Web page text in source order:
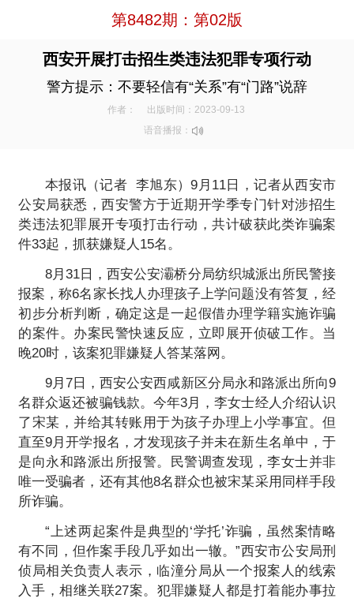
第8482期：第02版
西安开展打击招生类违法犯罪专项行动
警方提示：不要轻信有“关系”有“门路”说辞
作者：
出版时间：2023-09-13
语音播报：
本报讯（记者 李旭东）9月11日，记者从西安市
公安局获悉，西安警方于近期开学季专门针对涉招生
类违法犯罪展开专项打击行动，共计破获此类诈骗案
件33起，抓获嫌疑人15名。
8月31日，西安公安灞桥分局纺织城派出所民警接
报案，称6名家长找人办理孩子上学问题没有答复，经
初步分析判断，确定这是一起假借办理学籍实施诈骗
的案件。办案民警快速反应，立即展开侦破工作。当
晚20时，该案犯罪嫌疑人答某落网。
9月7日，西安公安西咸新区分局永和路派出所向9
名群众返还被骗钱款。今年3月，李女士经人介绍认识
了宋某，并给其转账用于为孩子办理上小学事宜。但
直至9月开学报名，才发现孩子并未在新生名单中，于
是向永和路派出所报警。民警调查发现，李女士并非
唯一受骗者，还有其他8名群众也被宋某采用同样手段
所诈骗。
“上述两起案件是典型的‘学托’诈骗，虽然案情略
有不同，但作案手段几乎如出一辙。”西安市公安局刑
侦局相关负责人表示，临潼分局从一个报案人的线索
入手，相继关联27案。犯罪嫌疑人都是打着能办事拉